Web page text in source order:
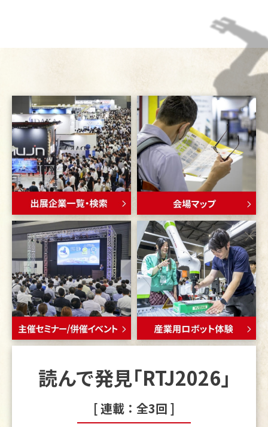
を公開しまし
た。
【お知らせ】読んで発見「RTJ2026」Vol.3を公開しまし
た。
2026.04.30
【お知らせ】読んで発見「RTJ2026」Vol.2を公開しまし
た。
2026.04.20
【お知らせ】事前来場登録を開始しました。
2026.04.20
【お知らせ】読んで発見「RTJ2026」Vol.1を公開しまし
た。
2026.04.20
【お知らせ】併催イベントを公開しました。
2026.04.20
た。
出展者ワークショップを公開しました。
読んで発見｢RTJ2026｣
[ 連載：全3回 ]